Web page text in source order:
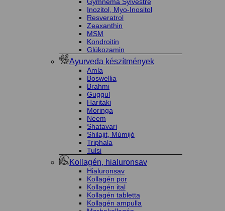
Inozitol, Myo-Inositol
Resveratrol
Zeaxanthin
MSM
Kondroitin
Glükozamin
Ayurveda készítmények
Amla
Boswellia
Brahmi
Guggul
Haritaki
Moringa
Neem
Shatavari
Shilajit, Múmijó
Triphala
Tulsi
Kollagén, hialuronsav
Hialuronsav
Kollagén por
Kollagén ital
Kollagén tabletta
Kollagén ampulla